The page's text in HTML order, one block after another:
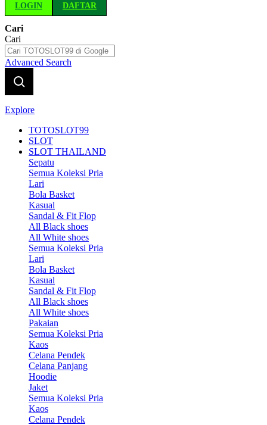
LOGIN DAFTAR
Cari
Cari
Advanced Search
Explore
TOTOSLOT99
SLOT
SLOT THAILAND
Sepatu
Semua Koleksi Pria
Lari
Bola Basket
Kasual
Sandal & Fit Flop
All Black shoes
All White shoes
Semua Koleksi Pria
Lari
Bola Basket
Kasual
Sandal & Fit Flop
All Black shoes
All White shoes
Pakaian
Semua Koleksi Pria
Kaos
Celana Pendek
Celana Panjang
Hoodie
Jaket
Semua Koleksi Pria
Kaos
Celana Pendek